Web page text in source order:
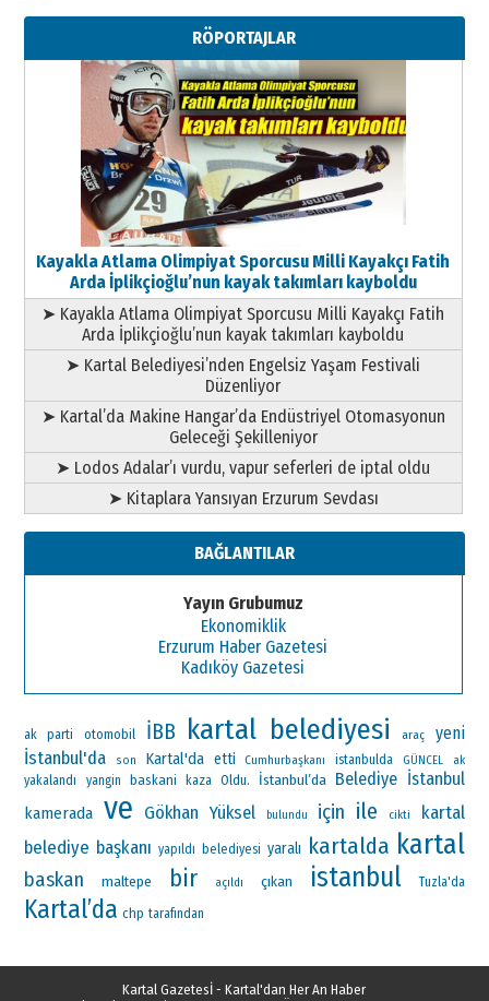
Geleceği Korumaktır
11 Mayıs 2026 PazartesiRÖPORTAJLAR
Kayakla Atlama Olimpiyat Sporcusu Milli Kayakçı Fatih
Arda İplikçioğlu’nun kayak takımları kayboldu
➤ Kayakla Atlama Olimpiyat Sporcusu Milli Kayakçı Fatih
Arda İplikçioğlu’nun kayak takımları kayboldu
➤ Kartal Belediyesi’nden Engelsiz Yaşam Festivali
Düzenliyor
➤ Kartal’da Makine Hangar’da Endüstriyel Otomasyonun
Geleceği Şekilleniyor
➤ Lodos Adalar’ı vurdu, vapur seferleri de iptal oldu
➤ Kitaplara Yansıyan Erzurum Sevdası
BAĞLANTILAR
Yayın Grubumuz
Ekonomiklik
Erzurum Haber Gazetesi
Kadıköy Gazetesi
ak parti otomobil İBB kartal belediyesi araç yeni
İstanbul'da son Kartal'da etti Cumhurbaşkanı istanbulda GÜNCEL
ak
yakalandı
yangin baskani kaza Oldu. İstanbul’da Belediye İstanbul
kamerada ve Gökhan Yüksel bulundu için ile cikti
kartal
belediye başkanı yapıldı belediyesi yaralı kartalda kartal
baskan maltepe bir açıldı çıkan istanbul Tuzla'da
Kartal’da chp tarafından
Kartal Gazetesİ - Kartal'dan Her An Haber